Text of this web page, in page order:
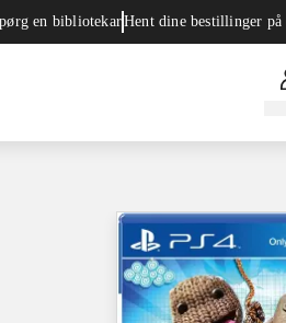
en bibliotekarHent dine bestillinger